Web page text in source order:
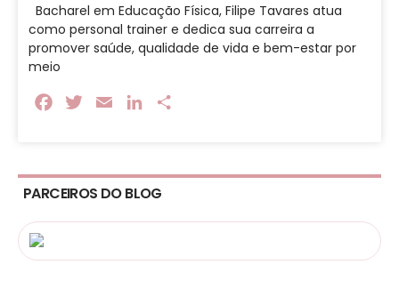
Bacharel em Educação Física, Filipe Tavares atua
como personal trainer e dedica sua carreira a
promover saúde, qualidade de vida e bem-estar por
meio
FacebookTwitterEmail LinkedIn
PARCEIROS DO BLOG